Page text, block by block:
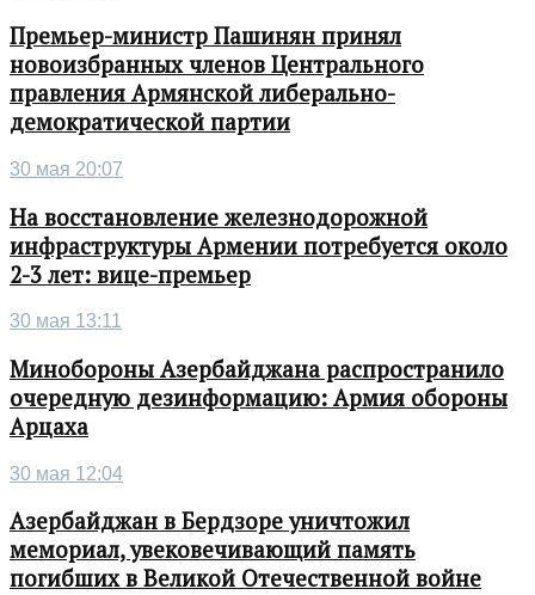
Премьер-министр Пашинян принял
новоизбранных членов Центрального
правления Армянской либерально-
демократической партии
30 мая 20:07
На восстановление железнодорожной
инфраструктуры Армении потребуется около
2-3 лет: вице-премьер
30 мая 13:11
Минобороны Азербайджана распространило
очередную дезинформацию: Армия обороны
Арцаха
30 мая 12:04
Азербайджан в Бердзоре уничтожил
мемориал, увековечивающий память
погибших в Великой Отечественной войне